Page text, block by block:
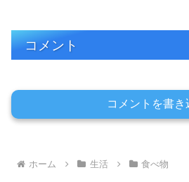
コメント
コメントを書き
ホーム 生活 食べ物